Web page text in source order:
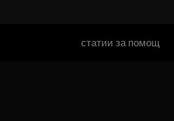
статии за помощ